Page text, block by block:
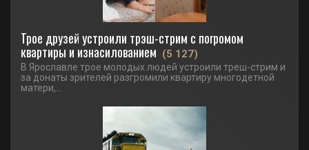
Трое друзей устроили трэш-стрим с погромом
квартиры и изнасилованием (5 127)
В Ярославле трое молодых людей устроили треш-стрим и
за донаты зрителей разгромили квартиру многодетной
матери,...